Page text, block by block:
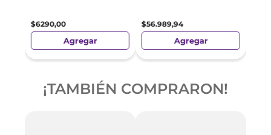
$6290,00
Agregar
$56.989,94
Agregar
¡TAMBIÉN COMPRARON!